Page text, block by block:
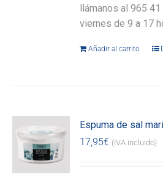
llámanos al 965
viernes de 9 a 17
Añadir al carrito
Espuma de sal
17,95€ (IVA incluido)